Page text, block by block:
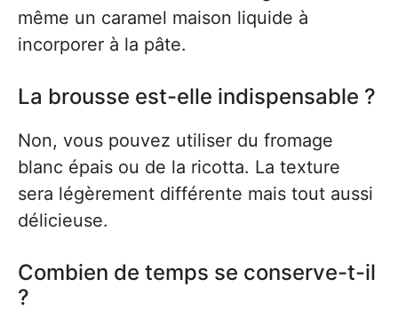
même un caramel maison liquide à
incorporer à la pâte.
La brousse est-elle indispensable ?
Non, vous pouvez utiliser du fromage
blanc épais ou de la ricotta. La texture
sera légèrement différente mais tout aussi
délicieuse.
Combien de temps se conserve-t-il
?